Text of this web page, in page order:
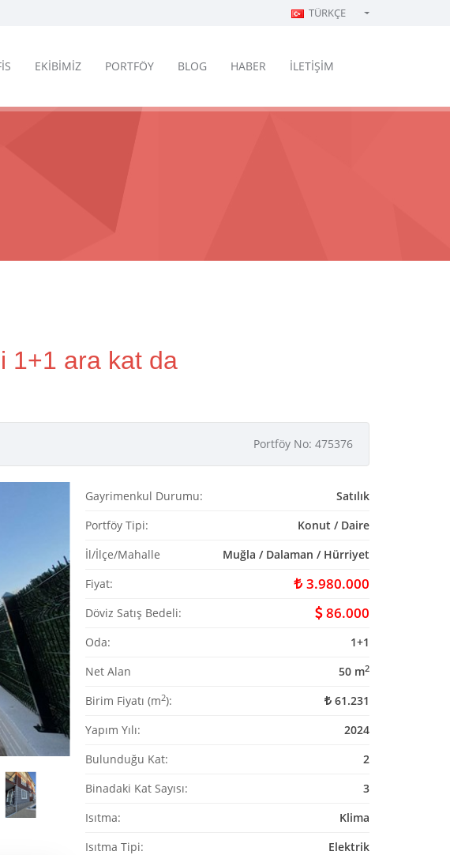
TÜRKÇE
English - English
EKİBİMİZ PORTFÖY BLOG HABER İLETİŞİM
1+1 ara kat da
Portföy No: 475376
Gayrimenkul Durumu:
Satılık
Portföy Tipi:
Konut / Daire
İl/İlçe/Mahalle
Muğla / Dalaman / Hürriyet
Fiyat:
3.980.000
Döviz Satış Bedeli: 86.000
Oda:
1+1
Net Alan
50 m2
Birim Fiyatı (m2):
61.231
Yapım Yılı:
2024
Bulunduğu Kat:
2
Binadaki Kat Sayısı:
3
Isıtma:
Klima
Isıtma Tipi:
Elektrik